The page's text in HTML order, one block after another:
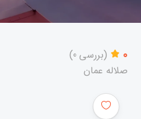
0
(بررسی 0)
صلاله عمان